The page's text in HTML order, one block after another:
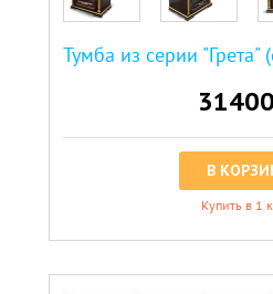
В
Купить в 1